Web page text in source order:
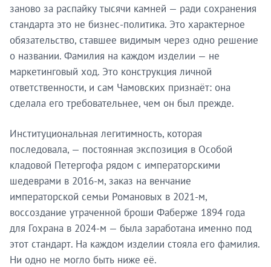
заново за распайку тысячи камней — ради сохранения
стандарта это не бизнес-политика. Это характерное
обязательство, ставшее видимым через одно решение
о названии. Фамилия на каждом изделии — не
маркетинговый ход. Это конструкция личной
ответственности, и сам Чамовских признаёт: она
сделала его требовательнее, чем он был прежде.
Институциональная легитимность, которая
последовала, — постоянная экспозиция в Особой
кладовой Петергофа рядом с императорскими
шедеврами в 2016-м, заказ на венчание
императорской семьи Романовых в 2021-м,
воссоздание утраченной броши Фаберже 1894 года
для Гохрана в 2024-м — была заработана именно под
этот стандарт. На каждом изделии стояла его фамилия.
Ни одно не могло быть ниже её.